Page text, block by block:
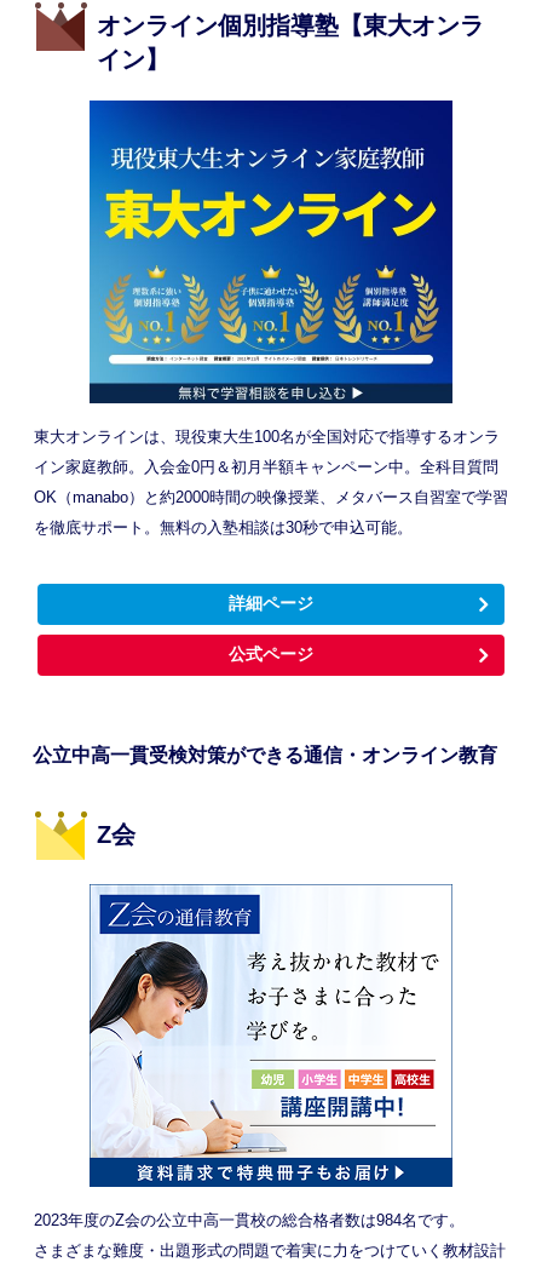
オンライン個別指導塾【東大オンラ
イン】
東大オンラインは、現役東大生100名が全国対応で指導するオンラ
イン家庭教師。入会金0円＆初月半額キャンペーン中。全科目質問
OK（manabo）と約2000時間の映像授業、メタバース自習室で学習
を徹底サポート。無料の入塾相談は30秒で申込可能。
詳細ページ
公式ページ
公立中高一貫受検対策ができる通信・オンライン教育
Z会
2023年度のZ会の公立中高一貫校の総合格者数は984名です。
さまざまな難度・出題形式の問題で着実に力をつけていく教材設計